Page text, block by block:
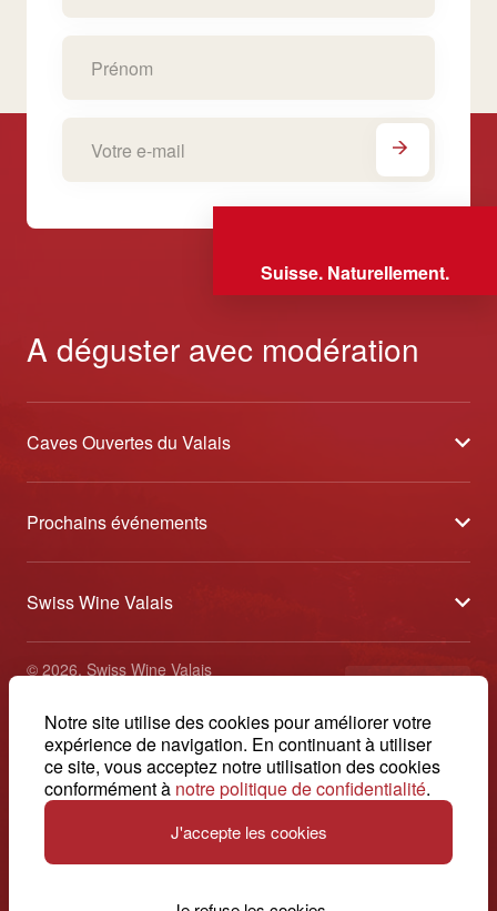
Notre site utilise des cookies pour améliorer votre
expérience de navigation. En continuant à utiliser
ce site, vous acceptez notre utilisation des cookies
conformément à notre politique de confidentialité.
J'accepte les cookies
Suisse. Naturellement.
A déguster avec modération
Caves Ouvertes du Valais
À propos
Partenaires
Prochains événements
Tavolata des Vins du Valais
Sélection des Vins du Valais
Swiss Wine Valais
Avenue de la Gare 2 - CP 144 - 1964 Conthey
info@swisswinevalais.ch
Suisse. Naturellement.
© 2026, Swiss Wine Valais